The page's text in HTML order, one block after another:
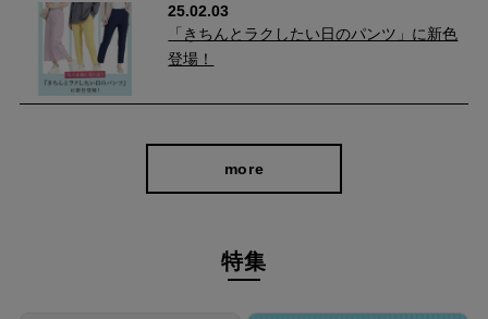
自分に似合うものを知っている人、年齢を重ねるごとに輝く
人に向けて、オンラインショップ「CAFE TABi」は日常・非
日常と分けず、近所のカフェで過ごす日常も、ふらっと楽し
む旅行先でも、快適に過ごすための商品づくりを目指してい
25.02.03
「きちんとラクしたい日のパンツ」に新色
登場！
more
特集